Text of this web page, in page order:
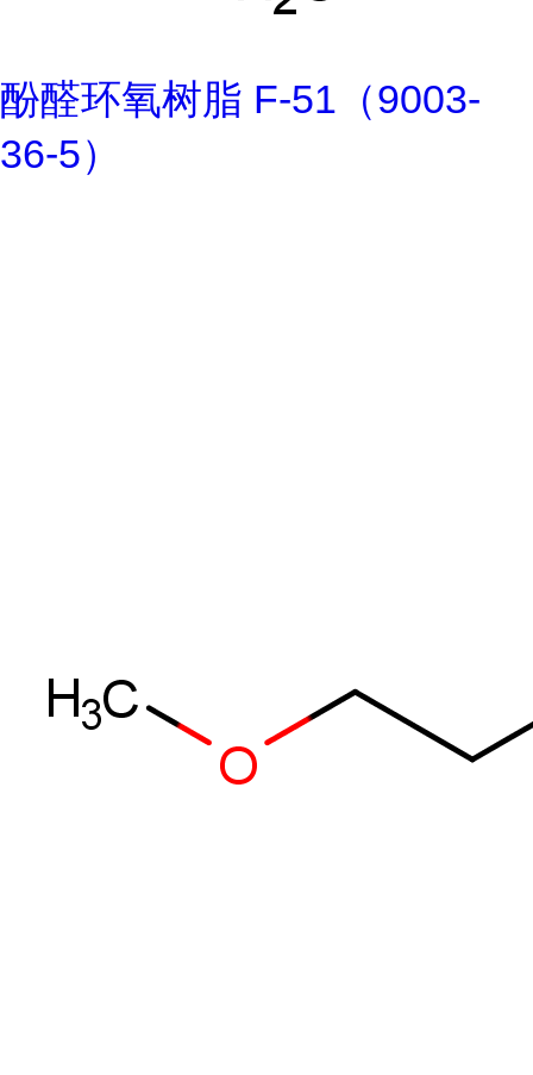
酚醛环氧树脂 F-51（9003-
36-5）